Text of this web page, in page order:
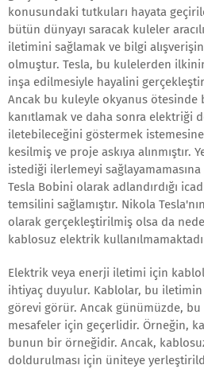
konusundaki tutkuları hayata
bütün dünyayı saracak kuleler
iletimini sağlamak ve bilgi
olmuştur. Tesla, bu kulelerden
inşa edilmesiyle hayalini
Ancak bu kuleyle okyanus ötesinde
kanıtlamak ve daha sonra elektriği
iletebileceğini göstermek
kesilmiş ve proje askıya alınmıştır.
istediği ilerlemeyi
Tesla Bobini olarak adlandırdığı
temsilini sağlamıştır. Nikola
olarak gerçekleştirilmiş olsa da
kablosuz elektrik
Elektrik veya enerji iletimi için
ihtiyaç duyulur. Kablolar, bu iletimin
görevi görür. Ancak günümüzde, bu
mesafeler için geçerlidir. Örneğin,
bunun bir örneğidir. Ancak,
doldurulması için üniteye